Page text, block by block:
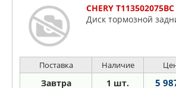
CHERY T113502075BC
Диск тормозной
Поставка Наличие
Завтра 1 шт. 5